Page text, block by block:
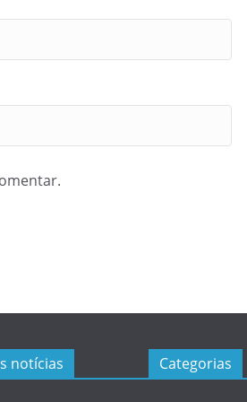
notícias Categorias